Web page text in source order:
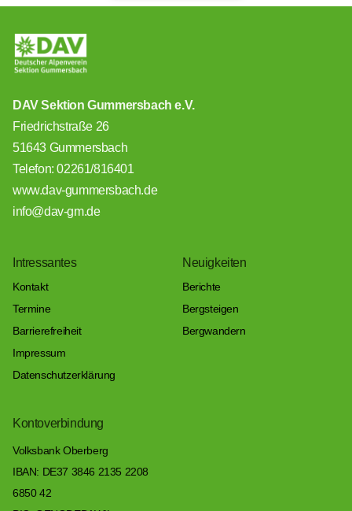
DAV Sektion Gummersbach e.V.
Friedrichstraße 26
51643 Gummersbach
Telefon: 02261/816401
www.dav-gummersbach.de
info@dav-gm.de
Intressantes
Kontakt
Termine
Barrierefreiheit
Impressum
Datenschutzerklärung
Neuigkeiten
Berichte
Bergsteigen
Bergwandern
Kontoverbindung
Volksbank Oberberg
IBAN: DE37 3846 2135 2208
6850 42